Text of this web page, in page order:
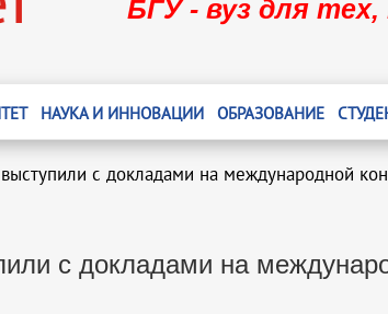
БГУ - вуз для
НАУКА И ИННОВАЦИИ ОБРАЗОВАНИЕ
с докладами на международной
с докладами на